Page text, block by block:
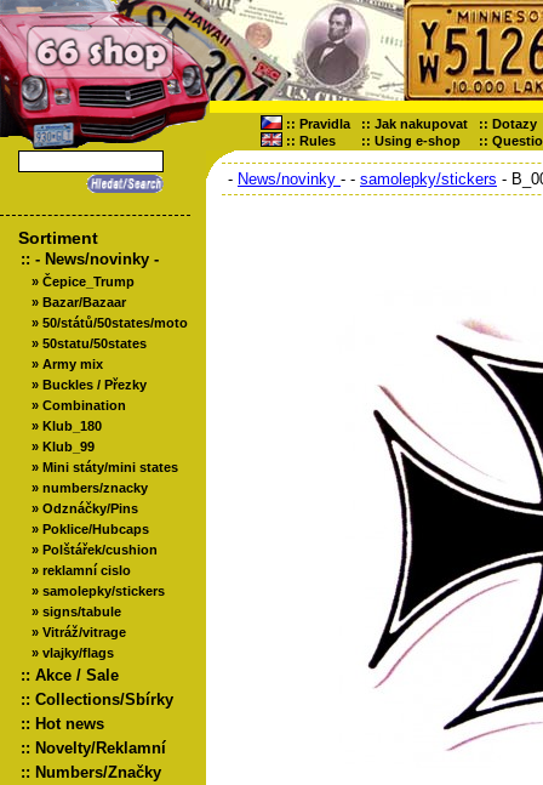
:: Pravidla :: Jak nakupovat :: Dotazy
:: Rules :: Using e-shop ::
Sortiment
:: - News/novinky -
» Čepice_Trump
» Bazar/Bazaar
» 50/států/50states/moto
» 50statu/50states
» Army mix
» Buckles / Přezky
» Combination
» Klub_180
» Klub_99
» Mini státy/mini states
» numbers/znacky
» Odznáčky/Pins
» Poklice/Hubcaps
» Polštářek/cushion
» reklamní cislo
» samolepky/stickers
» signs/tabule
» Vitráž/vitrage
» vlajky/flags
:: Akce / Sale
:: Collections/Sbírky
:: Hot news
:: Novelty/Reklamní
:: Numbers/Značky
- News/novinky - - samolepky/stickers -